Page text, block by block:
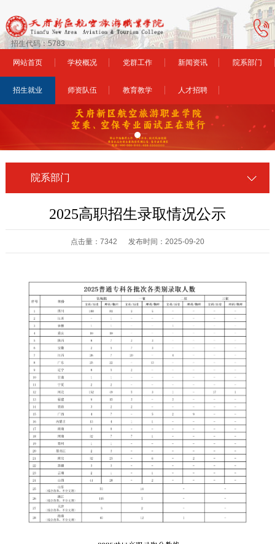
招生代码：5783
网站首页 学校概况 党群工作 新闻资讯 院系部门
招生就业 师资队伍 教育教学 人才招聘
院系部门
2025高职招生录取情况公示
点击量：7342 发布时间：2025-09-20